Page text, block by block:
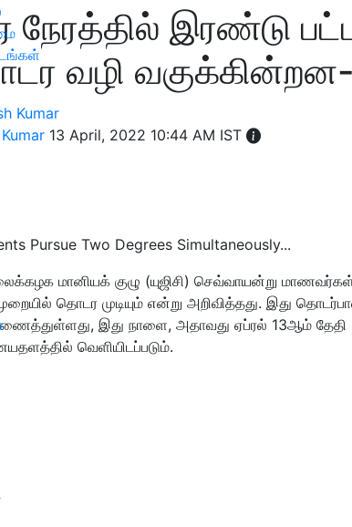
நேரத்தில் இரண்டு
வழி வகுக்கின்றன-
13 April, 2022 10:44 AM IST
Pursue Two Degrees Simultaneously...
மானியக் குழு (யுஜிசி) செவ்வாயன்று
தொடர முடியும் என்று அறிவித்தது. இது
இது நாளை, அதாவது ஏப்ரல் 13ஆம் தேதி
வெளியிடப்படும்.